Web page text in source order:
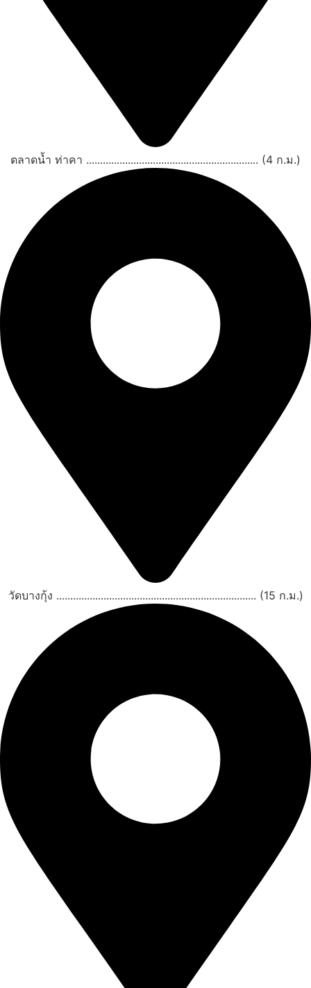
ตลาดน้ำ ท่าคา .............................................................. (4 ก.ม.)
วัดบางกุ้ง ........................................................................ (15 ก.ม.)